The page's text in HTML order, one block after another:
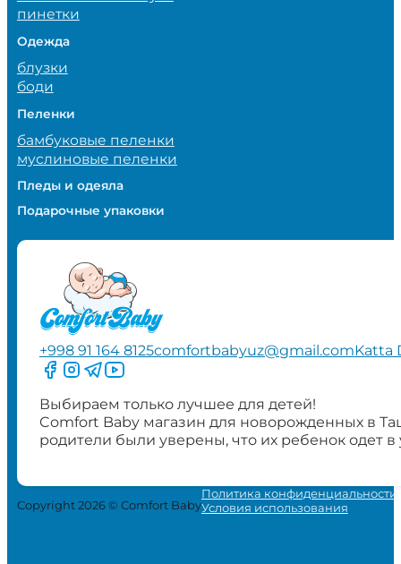
пинетки
Одежда
блузки
боди
Пеленки
бамбуковые пеленки
муслиновые пеленки
Пледы и одеяла
Подарочные упаковки
+998 91 164 8125comfortbabyuz@gmail.comKatta
Следите за нами на Facebook
Следите за нами в Instagram
Следите за нами в Telegram
Следите за нами в YouTube
Выбираем только лучшее для детей!
Comfort Baby магазин для новорожденных в
родители были уверены, что их ребенок одет
Copyright 2026 © Comfort Baby
Политика конфиденциальности
Условия использования